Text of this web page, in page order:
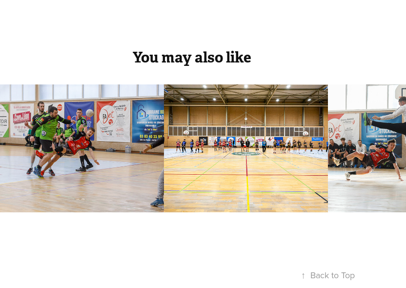
You may also like
SM1 HBC Nancy
SLUC - Cleurie
Tholy
2022
N2F - SF1 HBC
Nancy SLUC - Bar-
le-Duc
2022
SM HBC
Nancy -
2022
↑ Back to Top